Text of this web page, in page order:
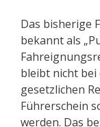
Das bisherige
bekannt als
bleibt nicht
gesetzlichen
Führerschein
werden. Das